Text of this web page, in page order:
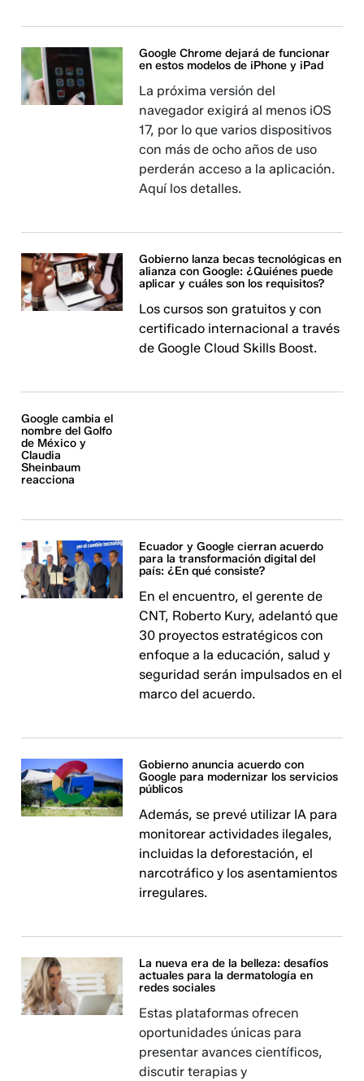
Google Chrome dejará de funcionar
en estos modelos de iPhone y iPad
La próxima versión del
navegador exigirá al menos iOS
17, por lo que varios dispositivos
con más de ocho años de uso
perderán acceso a la aplicación.
Aquí los detalles.
Gobierno lanza becas tecnológicas en
alianza con Google: ¿Quiénes puede
aplicar y cuáles son los requisitos?
Los cursos son gratuitos y con
certificado internacional a través
de Google Cloud Skills Boost.
Google cambia el
nombre del Golfo
de México y
Claudia
Sheinbaum
reacciona
Ecuador y Google cierran acuerdo
para la transformación digital del
país: ¿En qué consiste?
En el encuentro, el gerente de
CNT, Roberto Kury, adelantó que
30 proyectos estratégicos con
enfoque a la educación, salud y
seguridad serán impulsados en el
marco del acuerdo.
Gobierno anuncia acuerdo con
Google para modernizar los servicios
públicos
Además, se prevé utilizar IA para
monitorear actividades ilegales,
incluidas la deforestación, el
narcotráfico y los asentamientos
irregulares.
La nueva era de la belleza: desafíos
actuales para la dermatología en
redes sociales
Estas plataformas ofrecen
oportunidades únicas para
presentar avances científicos,
discutir terapias y